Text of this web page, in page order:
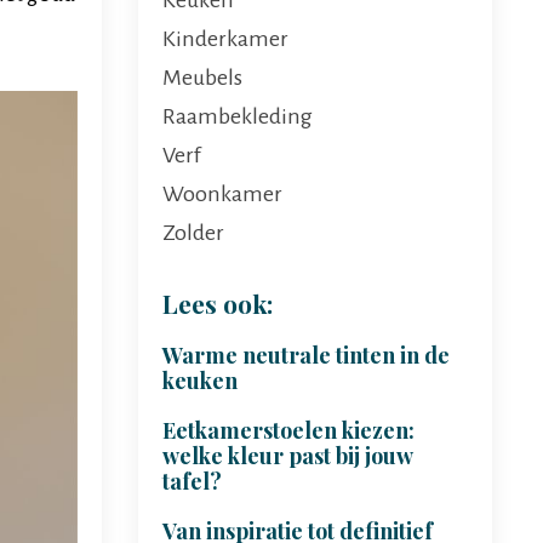
Kinderkamer
Meubels
Raambekleding
Verf
Woonkamer
Zolder
Lees ook:
Warme neutrale tinten in de
keuken
Eetkamerstoelen kiezen:
welke kleur past bij jouw
tafel?
Van inspiratie tot definitief